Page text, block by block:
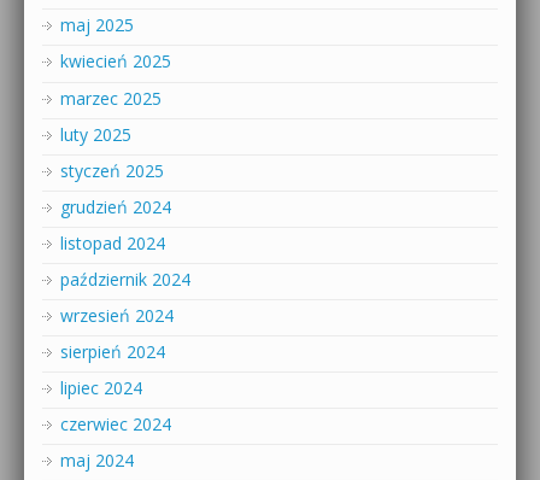
maj 2025
kwiecień 2025
marzec 2025
luty 2025
styczeń 2025
grudzień 2024
listopad 2024
październik 2024
wrzesień 2024
sierpień 2024
lipiec 2024
czerwiec 2024
maj 2024